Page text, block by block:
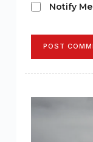
Notify
POST